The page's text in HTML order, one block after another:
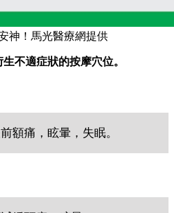
神！馬光醫療網提供
不適症狀的按摩穴位。
額痛，眩暈，失眠。